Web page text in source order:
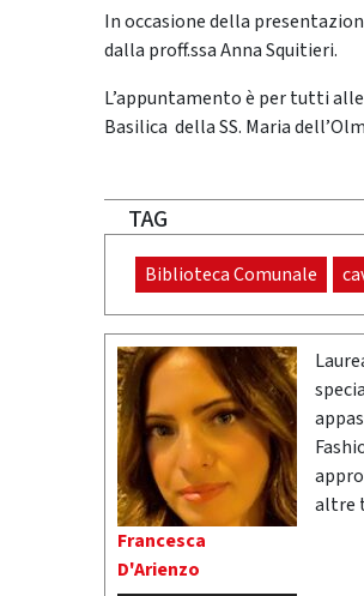
In occasione della
dalla proff.ssa Anna Squitieri.
L’appuntamento è per tutti
Basilica della SS. Maria
TAG
Biblioteca Comunale
Francesca
D'Arienzo
altre